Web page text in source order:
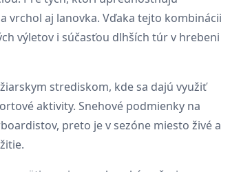
vrchol aj lanovka. Vďaka tejto kombinácii
výletov i súčasťou dlhších túr v hrebeni
strediskom, kde sa dajú využiť
aktivity. Snehové podmienky na
preto je v sezóne miesto živé a